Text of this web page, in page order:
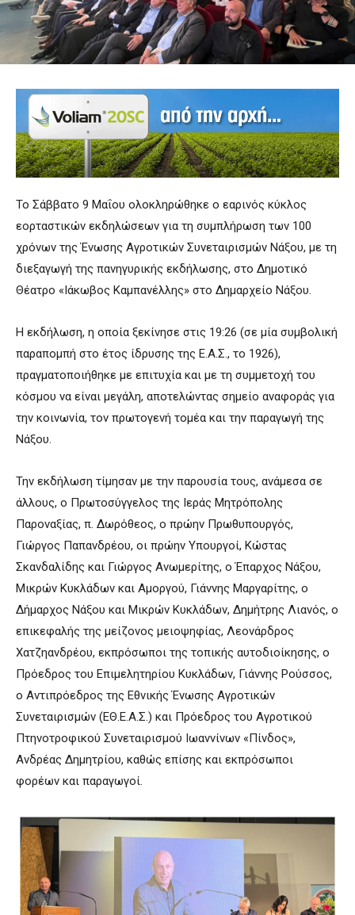
Το Σάββατο 9 Μαΐου ολοκληρώθηκε ο εαρινός κύκλος
εορταστικών εκδηλώσεων για τη συμπλήρωση των 100
χρόνων της Ένωσης Αγροτικών Συνεταιρισμών Νάξου, με τη
διεξαγωγή της πανηγυρικής εκδήλωσης, στο Δημοτικό
Θέατρο «Ιάκωβος Καμπανέλλης» στο Δημαρχείο Νάξου.
Η εκδήλωση, η οποία ξεκίνησε στις 19:26 (σε μία συμβολική
παραπομπή στο έτος ίδρυσης της Ε.Α.Σ., το 1926),
πραγματοποιήθηκε με επιτυχία και με τη συμμετοχή του
κόσμου να είναι μεγάλη, αποτελώντας σημείο αναφοράς για
την κοινωνία, τον πρωτογενή τομέα και την παραγωγή της
Νάξου.
Την εκδήλωση τίμησαν με την παρουσία τους, ανάμεσα σε
άλλους, ο Πρωτοσύγγελος της Ιεράς Μητρόπολης
Παροναξίας, π. Δωρόθεος, ο πρώην Πρωθυπουργός,
Γιώργος Παπανδρέου, οι πρώην Υπουργοί, Κώστας
Σκανδαλίδης και Γιώργος Ανωμερίτης, ο Έπαρχος Νάξου,
Μικρών Κυκλάδων και Αμοργού, Γιάννης Μαργαρίτης, ο
Δήμαρχος Νάξου και Μικρών Κυκλάδων, Δημήτρης Λιανός, ο
επικεφαλής της μείζονος μειοψηφίας, Λεονάρδρος
Χατζηανδρέου, εκπρόσωποι της τοπικής αυτοδιοίκησης, ο
Πρόεδρος του Επιμελητηρίου Κυκλάδων, Γιάννης Ρούσσος,
ο Αντιπρόεδρος της Εθνικής Ένωσης Αγροτικών
Συνεταιρισμών (ΕΘ.Ε.Α.Σ.) και Πρόεδρος του Αγροτικού
Πτηνοτροφικού Συνεταιρισμού Ιωαννίνων «Πίνδος»,
Ανδρέας Δημητρίου, καθώς επίσης και εκπρόσωποι
φορέων και παραγωγοί.